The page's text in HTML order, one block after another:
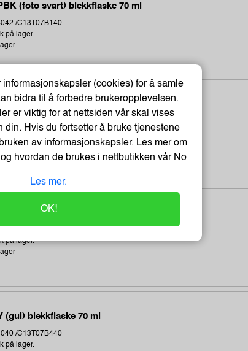
(foto svart) blekkflaske 70 ml
/C13T07B140
på lager.
(svart) blekkflaske 70 ml
/C13T07A140
på lager.
(magenta) blekkflaske 70 ml
på lager.
(gul) blekkflaske 70 ml
/C13T07B440
på lager.
informasjonskapsler (cookies) for å samle
bidra til å forbedre brukeropplevelsen.
er viktig for at nettsiden vår skal vises
din. Hvis du fortsetter å bruke tjenestene
av informasjonskapsler. Les mer om
hvordan de brukes i nettbutikken vårNo
Les mer.
OK!